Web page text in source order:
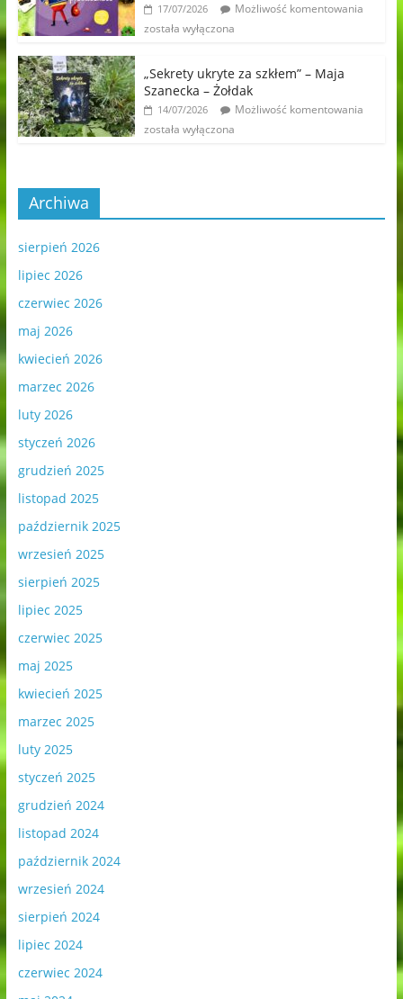
17/07/2026
Możliwość komentowania
została wyłączona
„Sekrety ukryte za szkłem” – Maja
Szanecka – Żołdak
14/07/2026
Możliwość komentowania
została wyłączona
Archiwa
sierpień 2026
lipiec 2026
czerwiec 2026
maj 2026
kwiecień 2026
marzec 2026
luty 2026
styczeń 2026
grudzień 2025
listopad 2025
październik 2025
wrzesień 2025
sierpień 2025
lipiec 2025
czerwiec 2025
maj 2025
kwiecień 2025
marzec 2025
luty 2025
styczeń 2025
grudzień 2024
listopad 2024
październik 2024
wrzesień 2024
sierpień 2024
lipiec 2024
czerwiec 2024